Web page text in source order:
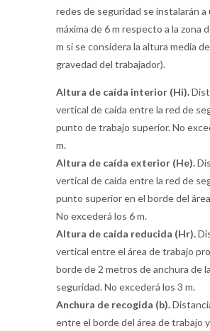
redes de seguridad se instalarán a
máxima de 6 m respecto a la zona
m si se considera la altura media
gravedad del trabajador).
Altura de caída interior (Hi).
vertical de caída entre la red de
punto de trabajo superior. No
m.
Altura de caída exterior (He).
vertical de caída entre la red de
punto superior en el borde del
No excederá los 6 m.
Altura de caída reducida (Hr).
vertical entre el área de trabajo
borde de 2 metros de anchura de
seguridad. No excederá los 3 m.
Anchura de recogida (b).
entre el borde del área de trabajo